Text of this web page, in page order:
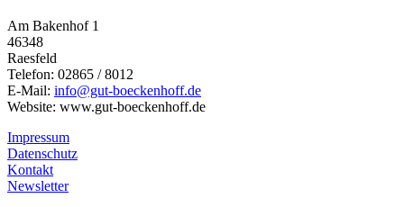
Am Bakenhof 1
46348
Raesfeld
Telefon: 02865 / 8012
E-Mail: info@gut-boeckenhoff.de
Website: www.gut-boeckenhoff.de
Impressum
Datenschutz
Kontakt
Newsletter